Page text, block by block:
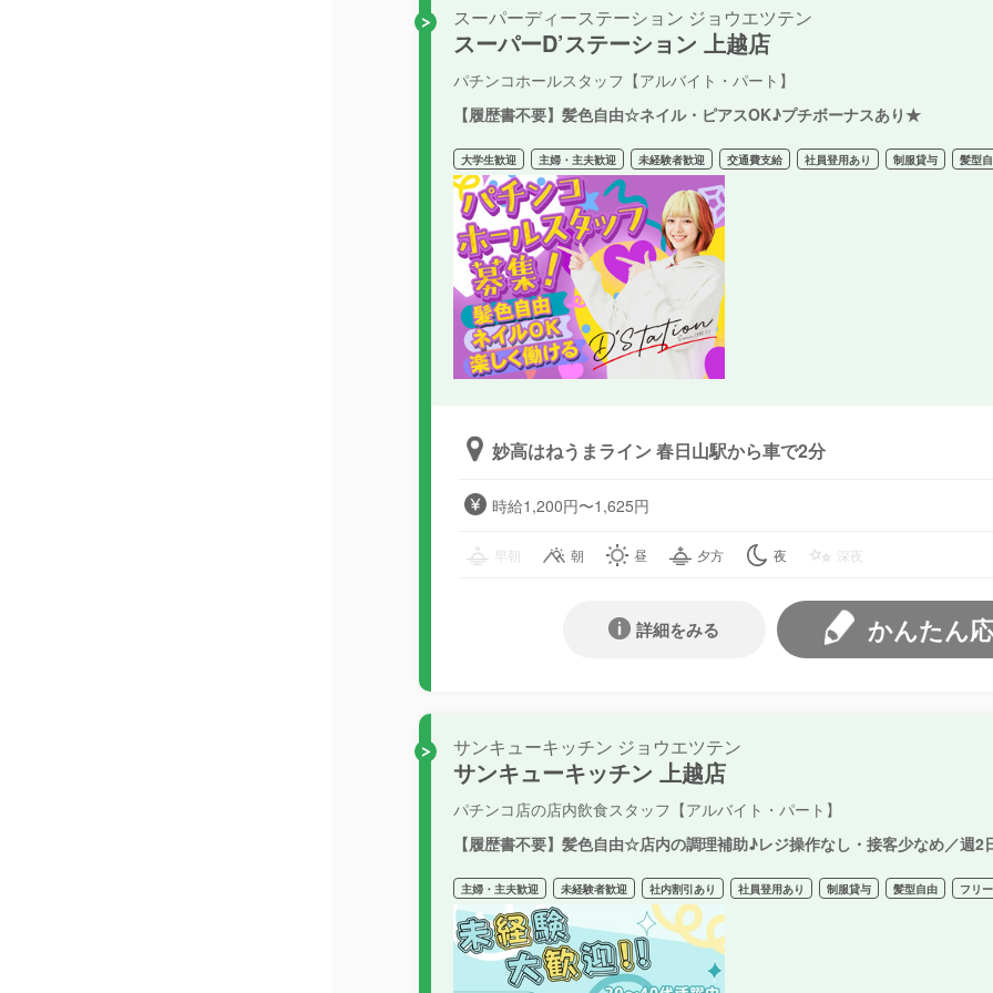
スーパーディーステーション ジョウエツテン
スーパーD’ステーション 上越店
パチンコホールスタッフ【アルバイト・パート】
【履歴書不要】髪色自由☆ネイル・ピアスOK♪プチボーナスあり★
大学生歓迎 主婦・主夫歓迎 未経験者歓迎 交通費支給 社員登用あり 制服貸与 髪型
妙高はねうまライン 春日山駅から車で2分
時給1,200円〜1,625円
早朝 朝 昼 夕方 夜 深夜
かんたん
詳細をみる
サンキューキッチン ジョウエツテン
サンキューキッチン 上越店
パチンコ店の店内飲食スタッフ【アルバイト・パート】
【履歴書不要】髪色自由☆店内の調理補助♪レジ操作なし・接客少なめ／週2
主婦・主夫歓迎 未経験者歓迎 社内割引あり 社員登用あり 制服貸与 髪型自由 フリ